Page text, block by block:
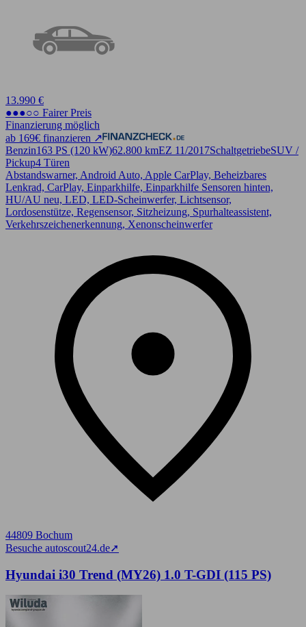
13.990 €
●●●○○ Fairer Preis
Finanzierung möglich
ab 169€ finanzieren ↗
Benzin163 PS (120 kW)62.800 kmEZ 11/2017SchaltgetriebeSUV /
Pickup4 Türen
Abstandswarner, Android Auto, Apple CarPlay, Beheizbares
Lenkrad, CarPlay, Einparkhilfe, Einparkhilfe Sensoren hinten,
HU/AU neu, LED, LED-Scheinwerfer, Lichtsensor,
Lordosenstütze, Regensensor, Sitzheizung, Spurhalteassistent,
Verkehrszeichenerkennung, Xenonscheinwerfer
44809 Bochum
Besuche autoscout24.de➚
Hyundai i30 Trend (MY26) 1.0 T-GDI (115 PS)